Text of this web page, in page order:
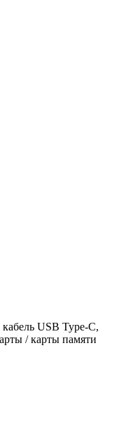
кабель USB Type-C,
/ карты памяти